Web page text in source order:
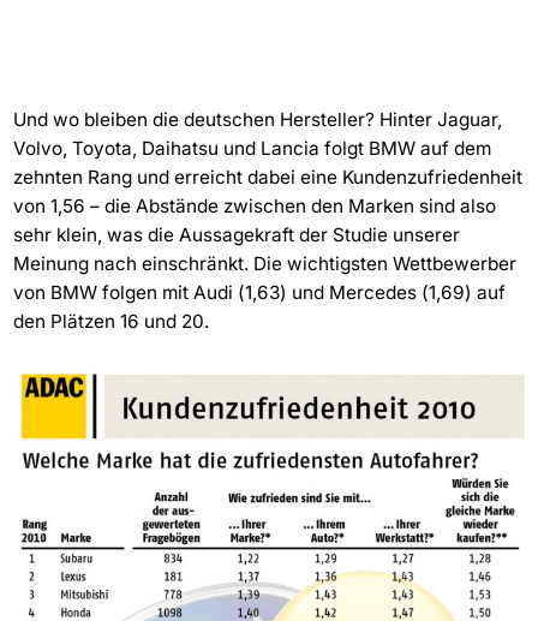
Und wo bleiben die deutschen Hersteller? Hinter Jaguar,
Volvo, Toyota, Daihatsu und Lancia folgt BMW auf dem
zehnten Rang und erreicht dabei eine Kundenzufriedenheit
von 1,56 – die Abstände zwischen den Marken sind also
sehr klein, was die Aussagekraft der Studie unserer
Meinung nach einschränkt. Die wichtigsten Wettbewerber
von BMW folgen mit Audi (1,63) und Mercedes (1,69) auf
den Plätzen 16 und 20.